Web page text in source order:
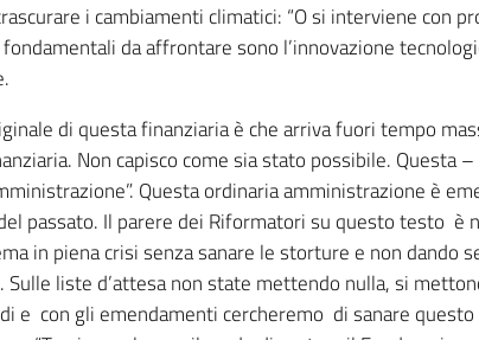
i cambiamenti climatici: “O si interviene con
da affrontare sono l’innovazione
di questa finanziaria è che arriva fuori tempo
Non capisco come sia stato possibile. Questa
Questa ordinaria amministrazione è
passato. Il parere dei Riformatori su questo testo è
in piena crisi senza sanare le storture e non dando
liste d’attesa non state mettendo nulla, si
e con gli emendamenti cercheremo di sanare